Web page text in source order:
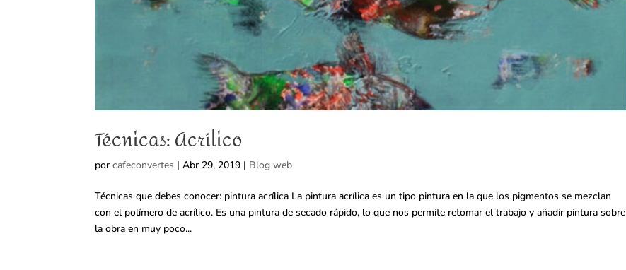
Técnicas: Acrílico
porcafeconvertes |Abr 29, 2019 | Blog web
Técnicas que debes conocer: pintura acrílica La pintura acrílica es un tipo pintura en la que los pigmentos se mezclan
con el polímero de acrílico. Es una pintura de secado rápido, lo que nos permite retomar el trabajo y añadir pintura sobre
la obra en muy poco...